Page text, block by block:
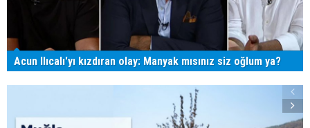
Acun Ilıcalı'yı kızdıran olay: Manyak mısınız siz oğlum ya?